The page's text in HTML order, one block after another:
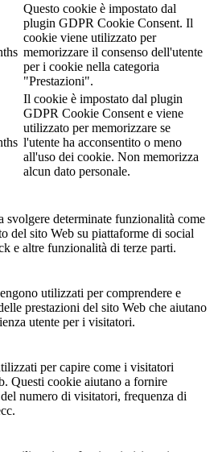
Questo cookie è impostato dal
plugin GDPR Cookie Consent. Il
cookie viene utilizzato per
memorizzare il consenso dell'utente
per i cookie nella categoria
"Prestazioni".
Il cookie è impostato dal plugin
GDPR Cookie Consent e viene
utilizzato per memorizzare se
l'utente ha acconsentito o meno
all'uso dei cookie. Non memorizza
alcun dato personale.
determinate funzionalità come
del sito Web su piattaforme di social
e altre funzionalità di terze parti.
utilizzati per comprendere e
prestazioni del sito Web che aiutano
utente per i visitatori.
per capire come i visitatori
Questi cookie aiutano a fornire
numero di visitatori, frequenza di